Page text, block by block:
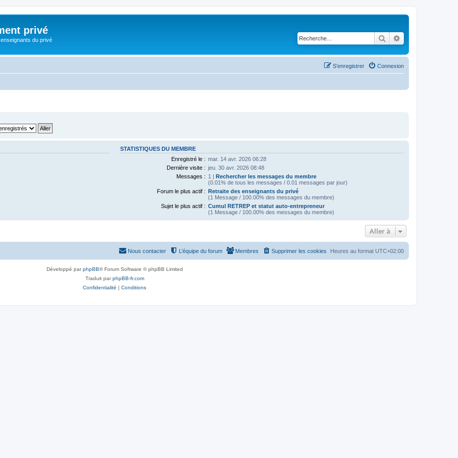
privé
du privé Rechercher
Connexion
S’enregistrer
STATISTIQUES DU MEMBRE
Enregistré le : mar. 14 avr. 2026 06:28
Dernière visite : jeu. 30 avr. 2026 08:48
Messages : 1 | Rechercher les messages du membre
(0.01% de tous les messages / 0.01 messages par jour)
Forum le plus actif : Retraite des enseignants du privé
(1 Message / 100.00% des messages du membre)
Sujet le plus actif : Cumul RETREP et statut auto-entrepreneur
(1 Message / 100.00% des messages du membre)
Aller à
Heures au format UTC+02:00
Supprimer les cookies
Membres
L’équipe du forum
Nous contacter
Développé parphpBB® Forum Software © phpBB Limited
Traduit parphpBB-fr.com
Confidentialité | Conditions